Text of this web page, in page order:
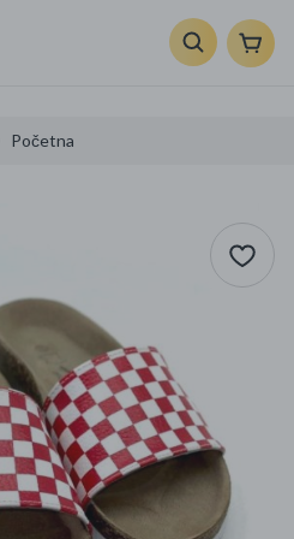
Početna